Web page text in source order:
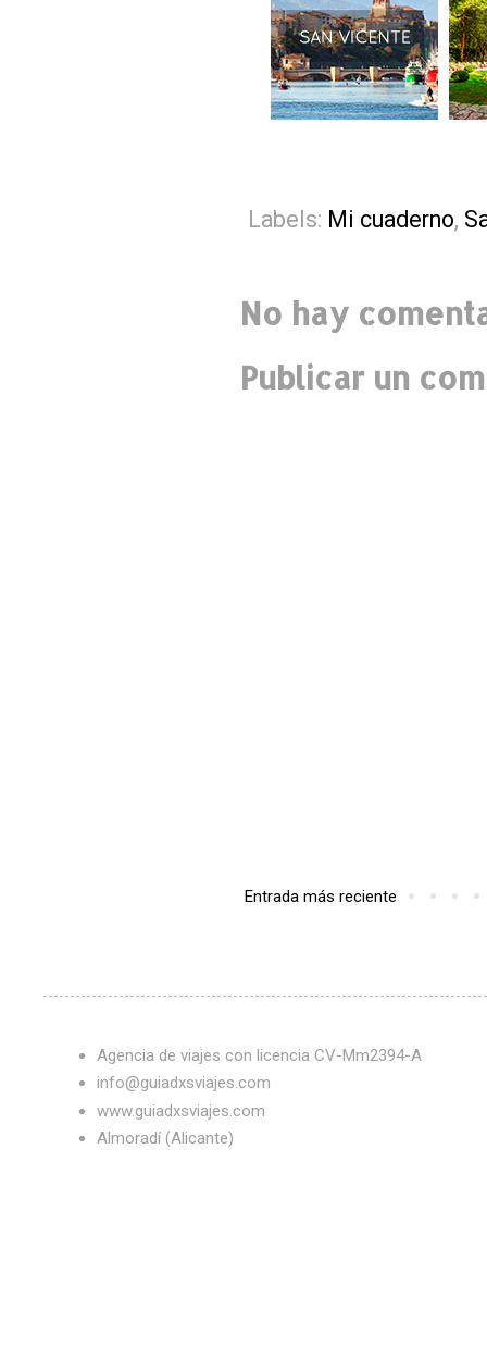
Labels: Mi cuaderno,
No hay
Publicar un
Entrada más reciente
Agencia de viajes con licencia CV-Mm2394-A
info@guiadxsviajes.com
www.guiadxsviajes.com
Almoradí (Alicante)